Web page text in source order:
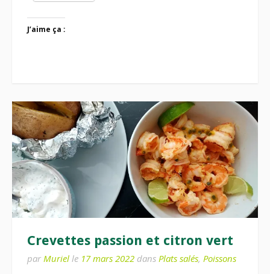
J’aime ça :
Crevettes passion et citron vert
par Muriel le 17 mars 2022 dans Plats salés, Poissons